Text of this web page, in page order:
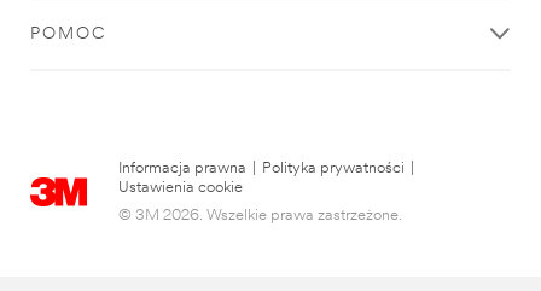
POMOC
Informacja prawna Polityka prywatności
Ustawienia cookie
© 3M 2026. Wszelkie prawa zastrzeżone.